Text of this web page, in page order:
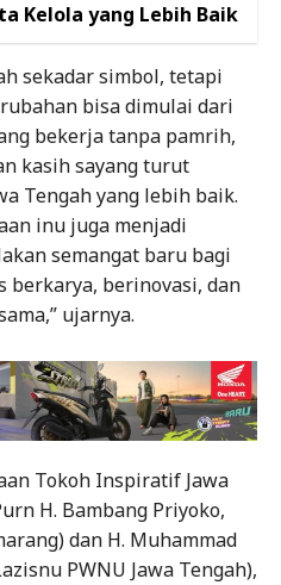
Kelola yang Lebih Baik
sekadar simbol, tetapi
bisa dimulai dari
bekerja tanpa pamrih,
kasih sayang turut
Tengah yang lebih baik.
inu juga menjadi
semangat baru bagi
berkarya, berinovasi, dan
ujarnya.
Tokoh Inspiratif Jawa
H. Bambang Priyoko,
dan H. Muhammad
PWNU Jawa Tengah),